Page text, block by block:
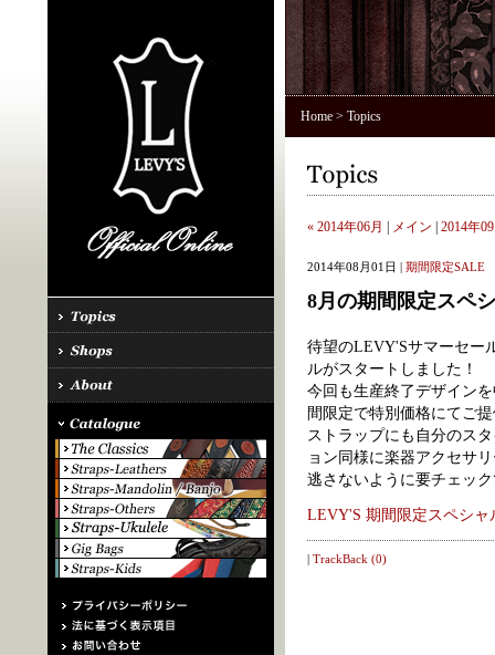
Home> Topics
« 2014年06月 メイン 2014年
2014年08月01日 | 期間限定SALE
8月の期間限定スペ
待望のLEVY'Sサマーセー
ルがスタートしました！
今回も生産終了デザイン
間限定で特別価格にてご
ストラップにも自分のス
ョン同様に楽器アクセサ
逃さないように要チェッ
LEVY'S 期間限定スペシャ
| TrackBack (0)